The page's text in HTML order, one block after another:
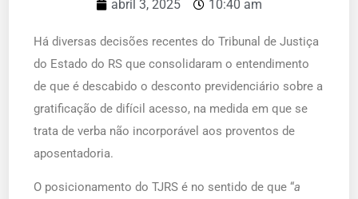
abril 3, 2025 10:40 am
Há diversas decisões recentes do Tribunal de Justiça
do Estado do RS que consolidaram o entendimento
de que é descabido o desconto previdenciário sobre a
gratificação de difícil acesso, na medida em que se
trata de verba não incorporável aos proventos de
aposentadoria.
O posicionamento do TJRS é no sentido de que “a